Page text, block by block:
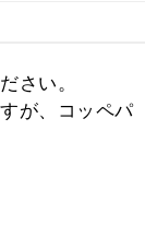
さい。
が、コッペパ